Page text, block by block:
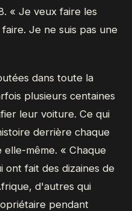
« Je veux faire les
Je ne suis pas une
dans toute la
plusieurs centaines
leur voiture. Ce qui
derrière chaque
elle-même. « Chaque
ont fait des dizaines de
d'autres qui
pendant